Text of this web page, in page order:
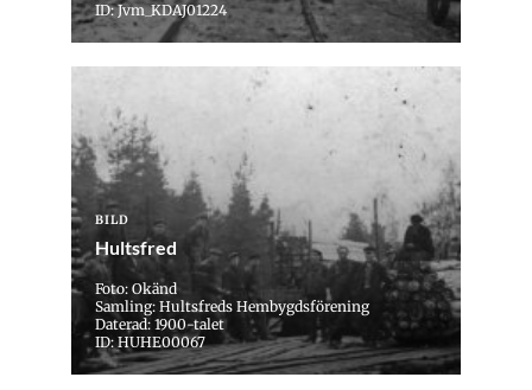
ID: Jvm_KDAJ01224
BILD
Hultsfred
Foto: Okänd
Samling: Hultsfreds Hembygdsförening
Daterad: 1900-talet
ID: HUHE00067